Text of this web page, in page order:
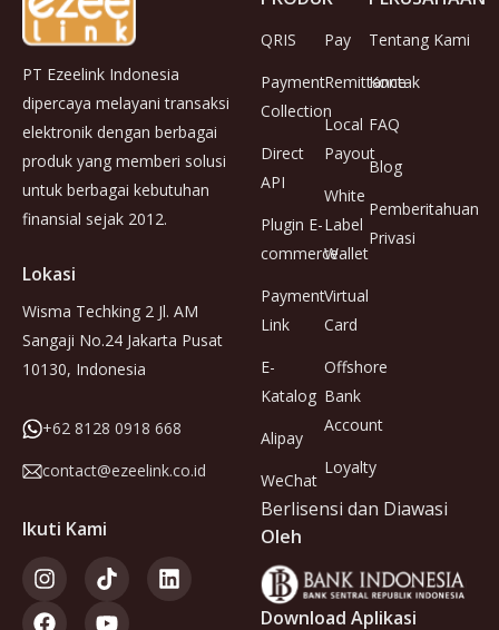
PT Ezeelink Indonesia
dipercaya melayani transaksi
elektronik dengan berbagai
produk yang memberi solusi
untuk berbagai kebutuhan
finansial sejak 2012.
Lokasi
Wisma Techking 2 Jl. AM
Sangaji No.24 Jakarta Pusat
10130, Indonesia
+62 8128 0918 668
contact@ezeelink.co.id
Ikuti Kami
QRIS
Payment
Collection
Direct
API
Plugin E-
commerce
Payment
Link
E-
Katalog
Alipay
WeChat
Pay
Remittance
Local
Payout
White
Label
Wallet
Virtual
Card
Offshore
Bank
Account
Loyalty
Tentang Kami
Kontak
FAQ
Blog
Pemberitahuan
Privasi
Berlisensi dan Diawasi
Oleh
Download Aplikasi